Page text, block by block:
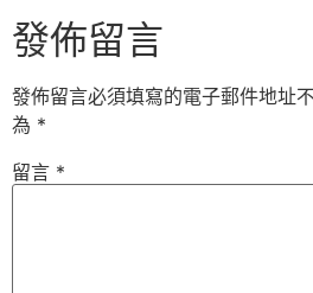
發佈留言
發佈留言必須填寫的電子郵件地址
為 *
留言 *